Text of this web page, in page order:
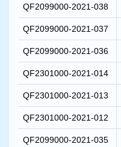
QF2099000-2021-038
QF2099000-2021-037
QF2099000-2021-036
QF2301000-2021-014
QF2301000-2021-013
QF2301000-2021-012
QF2099000-2021-035